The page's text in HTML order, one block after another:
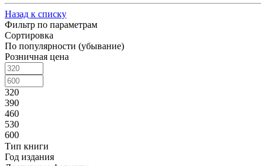
Назад к списку
Фильтр по параметрам
Сортировка
По популярности (убывание)
Розничная цена
320
390
460
530
600
Тип книги
Год издания